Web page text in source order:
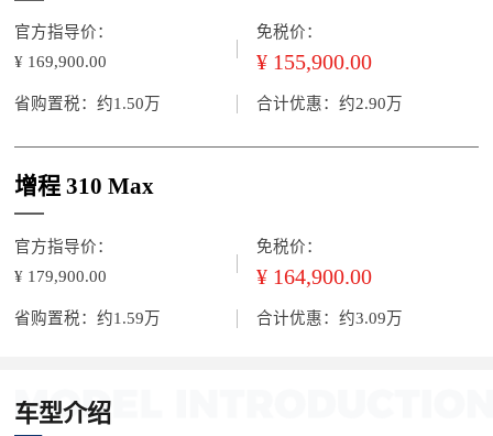
官方指导价：
¥ 169,900.00
免税价：
¥ 155,900.00
省购置税：约1.50万 合计优惠：约2.90万
增程 310 Max
官方指导价：
¥ 179,900.00
免税价：
¥ 164,900.00
省购置税：约1.59万 合计优惠：约3.09万
车型介绍